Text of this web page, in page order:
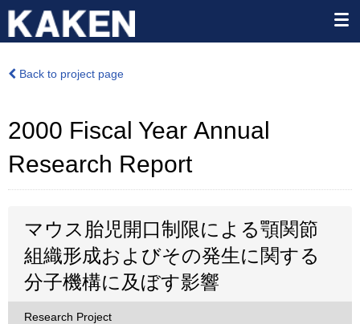
Back to project page
2000 Fiscal Year Annual
Research Report
マウス胎児開口制限による顎関節
組織形成およびその発生に関する
分子機構に及ぼす影響
Research Project